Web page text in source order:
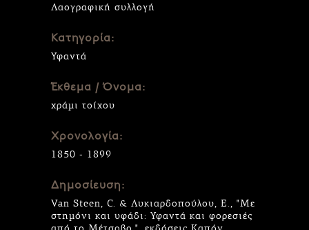
Λαογραφική συλλογή
Κατηγορία:
Υφαντά
Έκθεμα / Όνομα:
χράμι τοίχου
Χρονολογία:
1850 - 1899
Δημοσίευση:
Van Steen, C. & Λυκιαρδοπούλου, Ε., "Με
στημόνι και υφάδι: Υφαντά και φορεσιές